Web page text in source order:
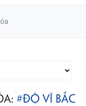
#ĐỘ VĨ BẮC